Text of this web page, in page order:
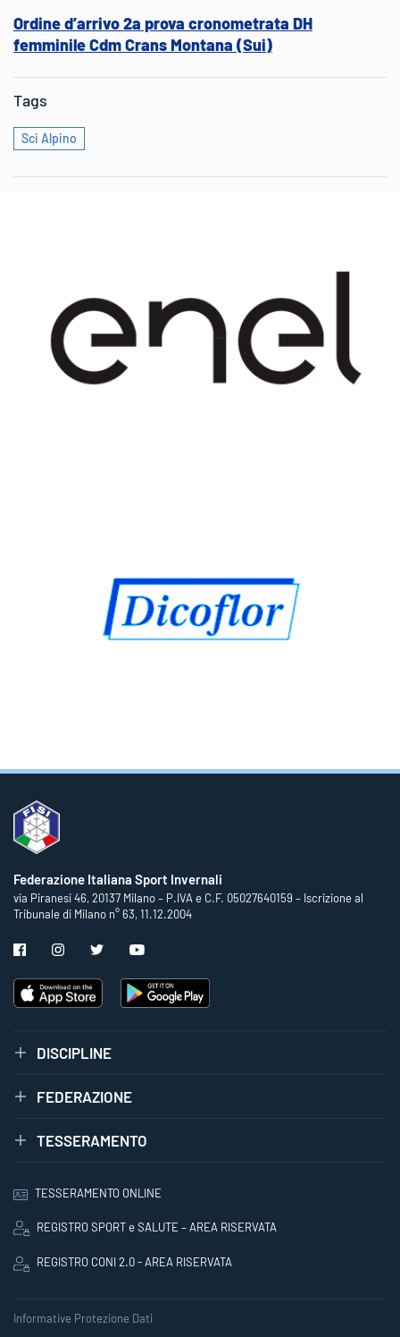
Ordine d’arrivo 2a prova cronometrata DH
femminile Cdm Crans Montana (Sui)
Tags
Sci Alpino
Federazione Italiana Sport Invernali
via Piranesi 46, 20137 Milano – P.IVA e C.F. 05027640159 – Iscrizione al
Tribunale di Milano n° 63, 11.12.2004
DISCIPLINE
FEDERAZIONE
TESSERAMENTO
TESSERAMENTO ONLINE
REGISTRO SPORT e SALUTE – AREA RISERVATA
REGISTRO CONI 2.0 - AREA RISERVATA
Informative Protezione Dati